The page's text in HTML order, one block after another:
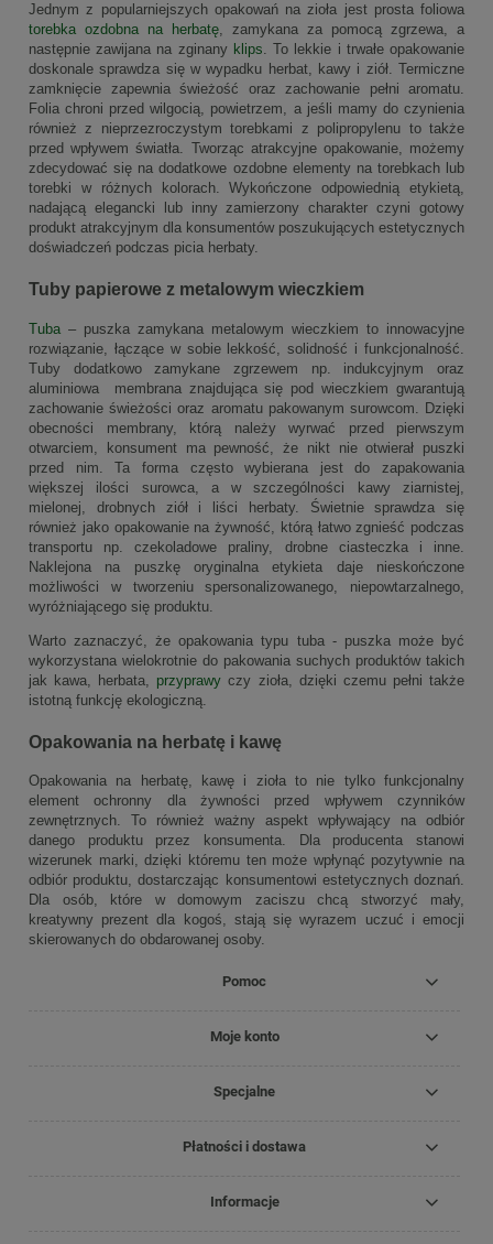
Jednym z popularniejszych opakowań na zioła jest prosta foliowa
torebka ozdobna na herbatę, zamykana za pomocą zgrzewa, a
następnie zawijana na zginany klips. To lekkie i trwałe opakowanie
doskonale sprawdza się w wypadku herbat, kawy i ziół. Termiczne
zamknięcie zapewnia świeżość oraz zachowanie pełni aromatu.
Folia chroni przed wilgocią, powietrzem, a jeśli mamy do czynienia
również z nieprzezroczystym torebkami z polipropylenu to także
przed wpływem światła. Tworząc atrakcyjne opakowanie, możemy
zdecydować się na dodatkowe ozdobne elementy na torebkach lub
torebki w różnych kolorach. Wykończone odpowiednią etykietą,
nadającą elegancki lub inny zamierzony charakter czyni gotowy
produkt atrakcyjnym dla konsumentów poszukujących estetycznych
doświadczeń podczas picia herbaty.
Tuby papierowe z metalowym wieczkiem
Tuba – puszka zamykana metalowym wieczkiem to innowacyjne
rozwiązanie, łączące w sobie lekkość, solidność i funkcjonalność.
Tuby dodatkowo zamykane zgrzewem np. indukcyjnym oraz
aluminiowa membrana znajdująca się pod wieczkiem gwarantują
zachowanie świeżości oraz aromatu pakowanym surowcom. Dzięki
obecności membrany, którą należy wyrwać przed pierwszym
otwarciem, konsument ma pewność, że nikt nie otwierał puszki
przed nim. Ta forma często wybierana jest do zapakowania
większej ilości surowca, a w szczególności kawy ziarnistej,
mielonej, drobnych ziół i liści herbaty. Świetnie sprawdza się
również jako opakowanie na żywność, którą łatwo zgnieść podczas
transportu np. czekoladowe praliny, drobne ciasteczka i inne.
Naklejona na puszkę oryginalna etykieta daje nieskończone
możliwości w tworzeniu spersonalizowanego, niepowtarzalnego,
wyróżniającego się produktu.
Warto zaznaczyć, że opakowania typu tuba - puszka może być
wykorzystana wielokrotnie do pakowania suchych produktów takich
jak kawa, herbata, przyprawy czy zioła, dzięki czemu pełni także
istotną funkcję ekologiczną.
Opakowania na herbatę i kawę
Opakowania na herbatę, kawę i zioła to nie tylko funkcjonalny
element ochronny dla żywności przed wpływem czynników
zewnętrznych. To również ważny aspekt wpływający na odbiór
danego produktu przez konsumenta. Dla producenta stanowi
wizerunek marki, dzięki któremu ten może wpłynąć pozytywnie na
odbiór produktu, dostarczając konsumentowi estetycznych doznań.
Dla osób, które w domowym zaciszu chcą stworzyć mały,
kreatywny prezent dla kogoś, stają się wyrazem uczuć i emocji
skierowanych do obdarowanej osoby.
Pomoc
Moje konto
Specjalne
Płatności i dostawa
Informacje